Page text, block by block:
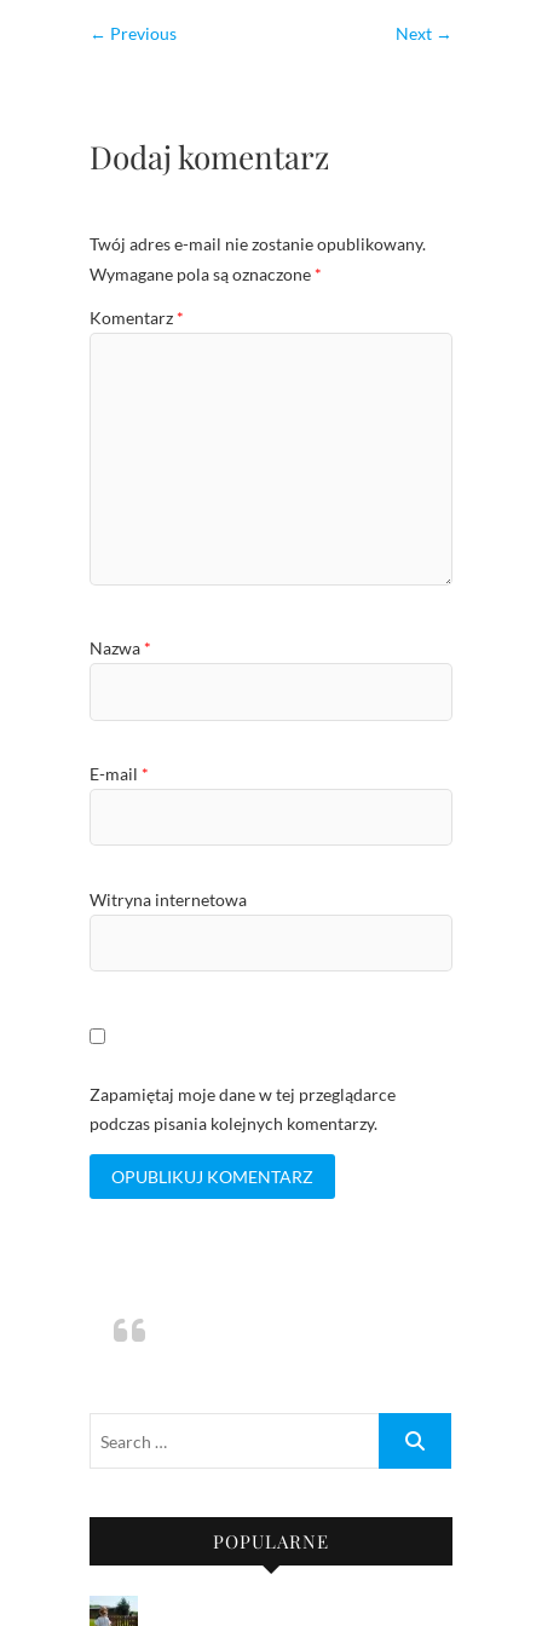
← Previous Next →
Dodaj komentarz
Twój adres e-mail nie zostanie opublikowany.
Wymagane pola są oznaczone *
Komentarz *
Nazwa *
E-mail *
Witryna internetowa
Zapamiętaj moje dane w tej przeglądarce
podczas pisania kolejnych komentarzy.
POPULARNE